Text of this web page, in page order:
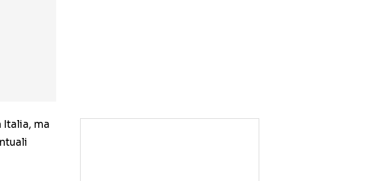
Italia, ma